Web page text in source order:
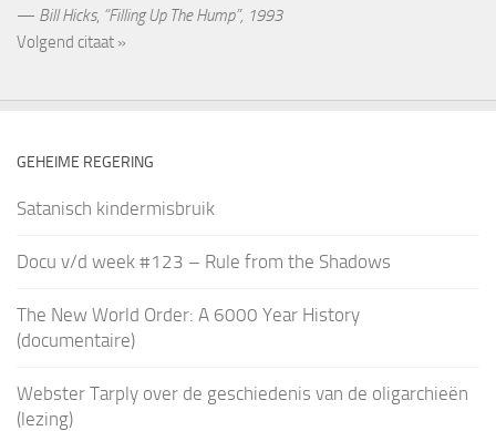
— Bill Hicks, “Filling Up The Hump”, 1993
Volgend citaat »
GEHEIME REGERING
Satanisch kindermisbruik
Docu v/d week #123 – Rule from the Shadows
The New World Order: A 6000 Year History
(documentaire)
Webster Tarply over de geschiedenis van de oligarchieën
(lezing)